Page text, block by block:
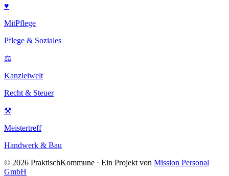
♥
MitPflege
Pflege & Soziales
⚖
Kanzleiwelt
Recht & Steuer
⚒
Meistertreff
Handwerk & Bau
© 2026 PraktischKommune · Ein Projekt von Mission Personal
GmbH